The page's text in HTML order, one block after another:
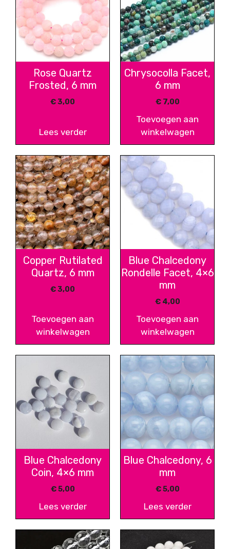
Rose Quartz
Frosted, 6 mm
€3,00
Lees verder
Chrysocolla Facet,
6 mm
€7,00
Toevoegen aan
winkelwagen
Copper Rutilated
Quartz, 6 mm
€3,00
Toevoegen aan
winkelwagen
Blue Chalcedony
Rondelle Facet, 4×6
mm
€4,00
Toevoegen aan
winkelwagen
Blue Chalcedony
Coin, 4×6 mm
€5,00
Lees verder
Blue Chalcedony, 6
mm
€5,00
Lees verder